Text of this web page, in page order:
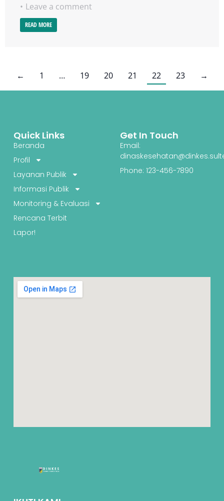
Leave a comment
READ MORE
← 1 … 19 20 21 22 23 →
Quick Links
Beranda
Profil
Layanan Publik
Informasi Publik
Monitoring & Evaluasi
Rencana Terbit
Lapor!
Get In Touch
Email:
Phone: 123-456-7890